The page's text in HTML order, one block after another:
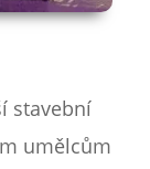
stavební
umělcům